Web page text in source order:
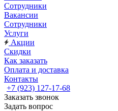
Сотрудники
Вакансии
Сотрудники
Услуги
Акции
Скидки
Как заказать
Оплата и доставка
Контакты
+7 (923) 127-17-68
Заказать звонок
Задать вопрос